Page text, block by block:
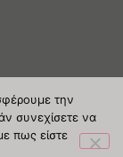
την
συνεχίσετε να
πως είστε